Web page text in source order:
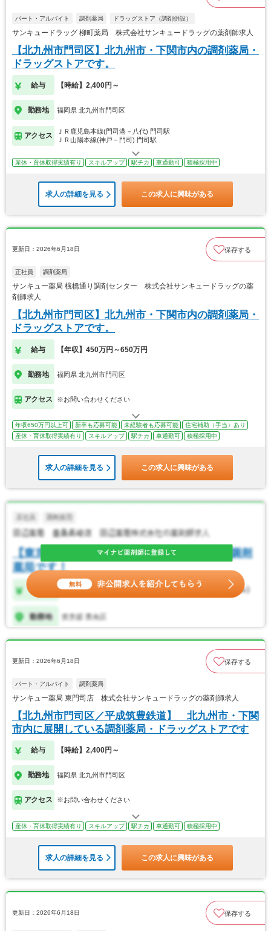
パート・アルバイト 調剤薬局 ドラッグストア（調剤併設）
サンキュードラッグ 柳町薬局 株式会社サンキュードラッグの薬剤師求人
【北九州市門司区】北九州市・下関市内の調剤薬局・
ドラッグストアです。
給与 【時給】2,400円～
勤務地 福岡県 北九州市門司区
アクセス
ＪＲ鹿児島本線(門司港－八代) 門司駅
ＪＲ山陽本線(神戸－門司) 門司駅
産休・育休取得実績有り スキルアップ 駅チカ 車通勤可 積極採用中
求人の詳細を見る この求人に興味がある
更新日：2026年6月18日 保存する
正社員 調剤薬局
サンキュー薬局 桟橋通り調剤センター 株式会社サンキュードラッグの薬
剤師求人
【北九州市門司区】北九州市・下関市内の調剤薬局・
ドラッグストアです。
給与 【年収】450万円～650万円
勤務地 福岡県 北九州市門司区
アクセス ※お問い合わせください
年収650万円以上可 新卒も応募可能 未経験者も応募可能
住宅補助（手当）あり
産休・育休取得実績有り
スキルアップ 駅チカ 車通勤可 積極採用中
求人の詳細を見る この求人に興味がある
更新日：2026年6月18日 保存する
パート・アルバイト 調剤薬局
サンキュー薬局 東門司店 株式会社サンキュードラッグの薬剤師求人
【北九州市門司区／平成筑豊鉄道】 北九州市・下関
市内に展開している調剤薬局・ドラッグストアです
給与 【時給】2,400円～
勤務地 福岡県 北九州市門司区
アクセス ※お問い合わせください
産休・育休取得実績有り スキルアップ 駅チカ 車通勤可 積極採用中
求人の詳細を見る この求人に興味がある
更新日：2026年6月18日 保存する